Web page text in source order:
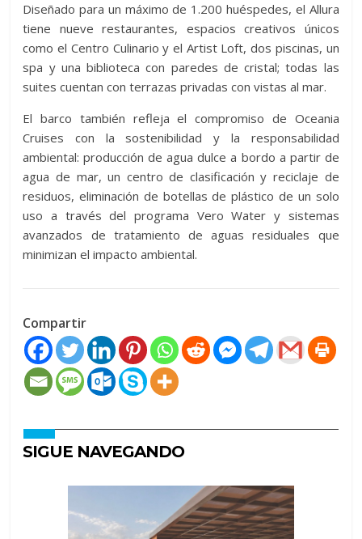
Diseñado para un máximo de 1.200 huéspedes, el Allura
tiene nueve restaurantes, espacios creativos únicos
como el Centro Culinario y el Artist Loft, dos piscinas, un
spa y una biblioteca con paredes de cristal; todas las
suites cuentan con terrazas privadas con vistas al mar.
El barco también refleja el compromiso de Oceania
Cruises con la sostenibilidad y la responsabilidad
ambiental: producción de agua dulce a bordo a partir de
agua de mar, un centro de clasificación y reciclaje de
residuos, eliminación de botellas de plástico de un solo
uso a través del programa Vero Water y sistemas
avanzados de tratamiento de aguas residuales que
minimizan el impacto ambiental.
Compartir
SIGUE NAVEGANDO